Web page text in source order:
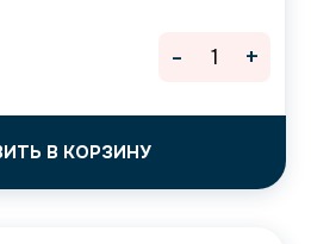
В КОРЗИНУ
- +